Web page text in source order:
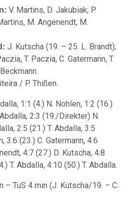
V. Martins, D. Jakubiak; P.
M. Angenendt, M.
J. Kutscha (19. – 25. L. Brandt);
T. Paczia, C. Gatermann, T.
/ P. Thißen.
1:1 (4.) N. Nohlen, 1:2 (16.)
2:3 (19./Direkter) N.
2:5 (21.) T. Abdalla, 3:5
3:6 (23.) C. Gatermann, 4:6
4:7 (27.) D. Kutscha, 4:8
T. Abdalla, 4:10 (50.) T. Abdalla.
– TuS 4 min (J. Kutscha/19. – C.